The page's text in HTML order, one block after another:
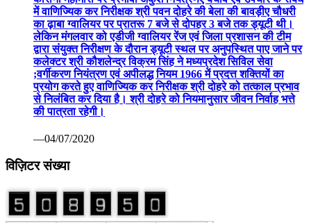
में वाणिज्यिक कर निरीक्षक श्री पवन दोहरे की बेला की बावड़ीए चौधरी
का ढ़ाबा ग्वालियर पर प्रातरू 7 बजे से दोपहर 3 बजे तक ड्यूटी थी।
लेकिन मंगलवार को एडीजी ग्वालियर रेंज एवं जिला प्रशासन की टीम
द्वारा संयुक्त निरीक्षण के दौरान ड्यूटी स्थल पर अनुपस्थित पाए जाने पर
कलेक्टर श्री कौशलेन्द्र विक्रम सिंह ने मध्यप्रदेश सिविल सेवा
;वर्गीकरण नियंत्रण एवं अपीलद्ध नियम 1966 में प्रदत्त शक्तियों का
प्रयोग करते हुए वाणिज्यिक कर निरीक्षक श्री दोहरे को तत्काल प्रभाव
से निलंबित कर दिया है। श्री दोहरे को नियमानुसार जीवन निर्वाह भत्ते
की पात्रता रहेगी।
—04/07/2020
विज़िटर संख्या